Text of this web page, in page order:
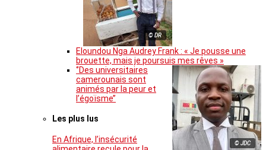
© DR
Eloundou Nga Audrey Frank : « Je pousse une
brouette, mais je poursuis mes rêves »
© JDC
‘’Des universitaires
camerounais sont
animés par la peur et
l’égoïsme’’
Les plus lus
En Afrique, l’insécurité